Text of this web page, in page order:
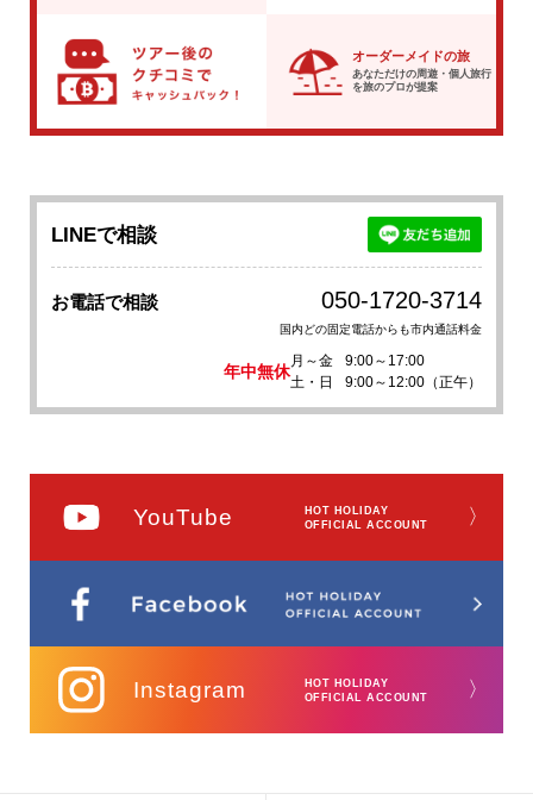
オーダーメイドの旅
あなただけの周遊・個人旅行
を旅のプロが提案
LINEで相談
お電話で相談 050-1720-3714
国内どの固定電話からも市内通話料金
年中無休
月～金
9:00～17:00
土・日
9:00～12:00（正午）
YouTube
HOT HOLIDAY
OFFICIAL ACCOUNT
〉
Instagram
HOT HOLIDAY
OFFICIAL ACCOUNT
〉